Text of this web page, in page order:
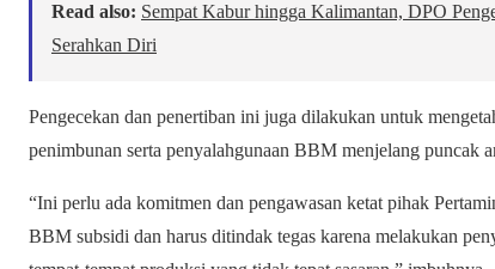
Read also: Sempat Kabur hingga Kalimantan, DPO
Serahkan Diri
Pengecekan dan penertiban ini juga dilakukan untuk
penimbunan serta penyalahgunaan BBM menjelang puncak
“Ini perlu ada komitmen dan pengawasan ketat pihak
BBM subsidi dan harus ditindak tegas karena melakukan